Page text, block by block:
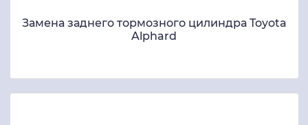
Замена заднего тормозного цилиндра Toyota
Alphard